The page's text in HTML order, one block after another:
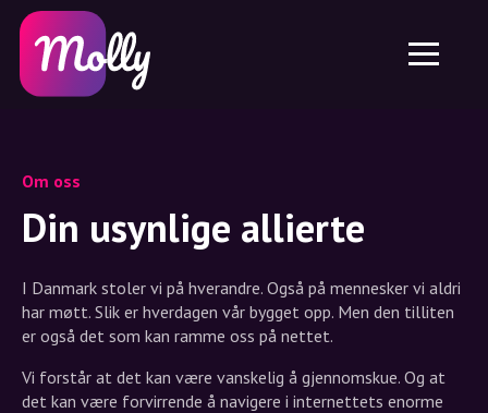
Hudpleie
Hårpleie
Del rabattkode
Funksjoner
Jobb
Plattform
Molly til iPhone og iPad
NO
DE
Om oss
Din usynlige allierte
I Danmark stoler vi på hverandre. Også på mennesker vi aldri
har møtt. Slik er hverdagen vår bygget opp. Men den tilliten
er også det som kan ramme oss på nettet.
Vi forstår at det kan være vanskelig å gjennomskue. Og at
det kan være forvirrende å navigere i internettets enorme